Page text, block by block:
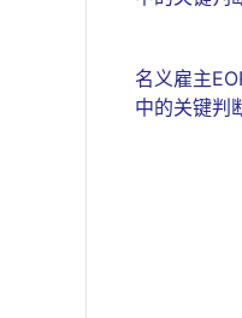
名义雇主
中的关键判